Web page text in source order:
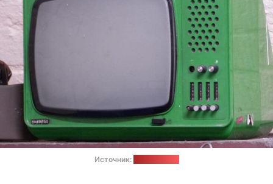
Источник: